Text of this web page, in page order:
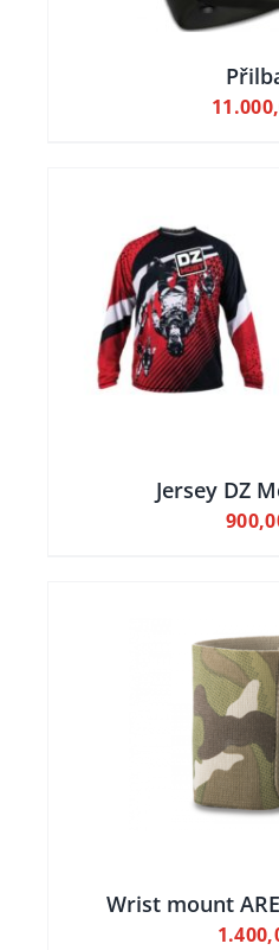
Jersey DZ
Wrist mount